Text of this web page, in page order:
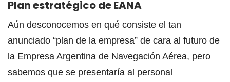
Plan estratégico de EANA
Aún desconocemos en qué consiste el tan
anunciado “plan de la empresa” de cara al futuro de
la Empresa Argentina de Navegación Aérea, pero
sabemos que se presentaría al personal